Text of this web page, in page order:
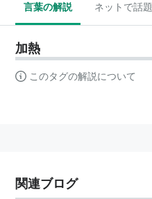
言葉の解説 ネットで話題
加熱
このタグの解説について
関連ブログ